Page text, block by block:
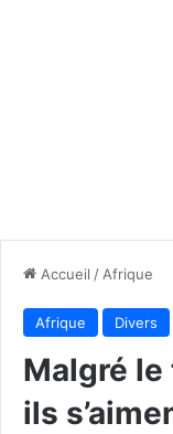
Accueil / Afrique
Afrique Divers
Malgré
ils